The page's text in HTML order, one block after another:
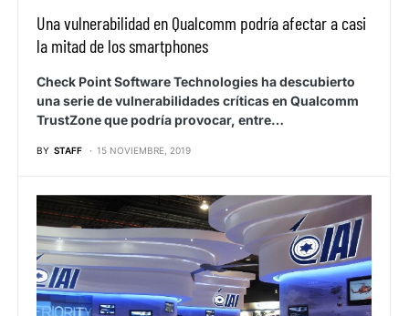
Una vulnerabilidad en Qualcomm podría afectar a casi
la mitad de los smartphones
Check Point Software Technologies ha descubierto
una serie de vulnerabilidades críticas en Qualcomm
TrustZone que podría provocar, entre…
BY STAFF 15 NOVIEMBRE, 2019